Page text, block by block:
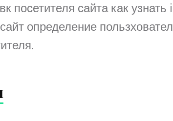
посетителя сайта как узнать
определение